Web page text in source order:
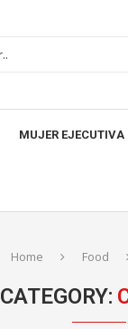
MUJER EJECUTIVA
Home Food
CATEGORY: